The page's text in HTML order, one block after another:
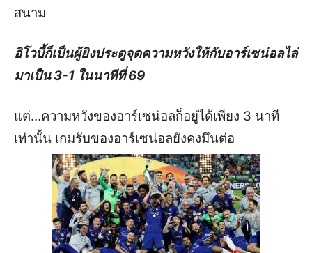
สนาม
อิโวบี้ก็เป็นผู้ยิงประตูจุดความหวังให้กับอาร์เซน่อลไล่
มาเป็น 3-1 ในนาทีที่ 69
แต่…ความหวังของอาร์เซน่อลก็อยู่ได้เพียง 3 นาที
เท่านั้น เกมรับของอาร์เซน่อลยังคงมึนต่อ